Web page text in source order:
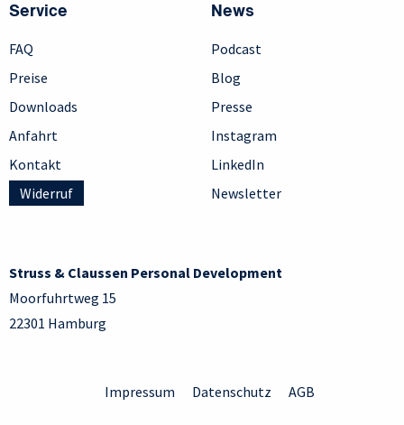
Service
FAQ
Preise
Downloads
Anfahrt
Kontakt
Widerruf
News
Podcast
Blog
Presse
Instagram
LinkedIn
Newsletter
Struss & Claussen Personal Development
Moorfuhrtweg 15
22301 Hamburg
Impressum Datenschutz AGB